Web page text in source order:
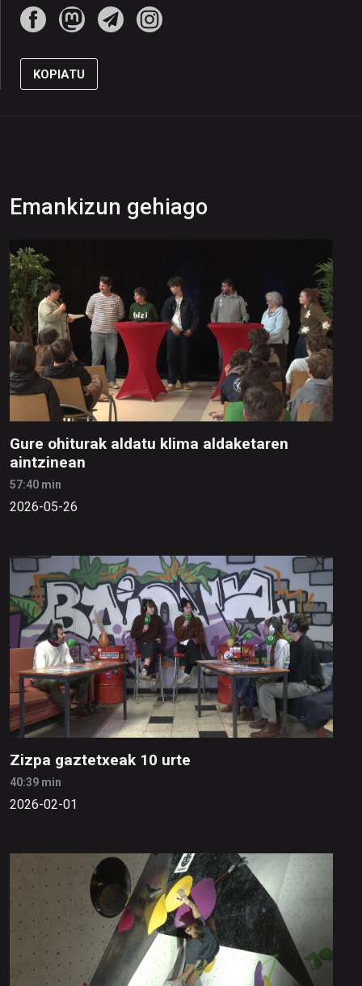
KOPIATU
Emankizun gehiago
Gure ohiturak aldatu klima aldaketaren
aintzinean
57:40 min
2026-05-26
Zizpa gaztetxeak 10 urte
40:39 min
2026-02-01